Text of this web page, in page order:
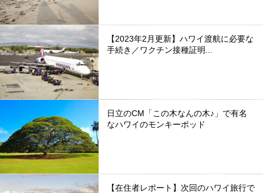
【2023年2月更新】ハワイ渡航に必要な
手続き／ワクチン接種証明...
日立のCM「この木なんの木♪」で有名
なハワイのモンキーポッド
【在住者レポート】次回のハワイ旅行で